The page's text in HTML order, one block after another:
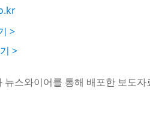
>
>
뉴스와이어를 통해 배포한 보도